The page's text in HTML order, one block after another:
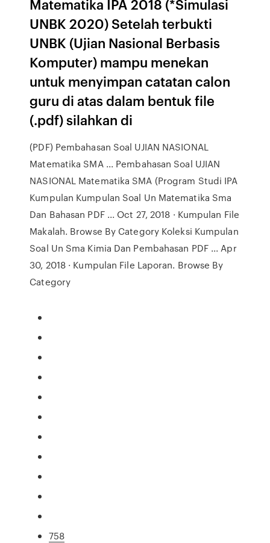
Matematika IPA 2018 (*Simulasi
UNBK 2020) Setelah terbukti
UNBK (Ujian Nasional Berbasis
Komputer) mampu menekan
untuk menyimpan catatan calon
guru di atas dalam bentuk file
(.pdf) silahkan di
(PDF) Pembahasan Soal UJIAN NASIONAL
Matematika SMA ... Pembahasan Soal UJIAN
NASIONAL Matematika SMA (Program Studi IPA
Kumpulan Kumpulan Soal Un Matematika Sma
Dan Bahasan PDF ... Oct 27, 2018 · Kumpulan File
Makalah. Browse By Category Koleksi Kumpulan
Soal Un Sma Kimia Dan Pembahasan PDF ... Apr
30, 2018 · Kumpulan File Laporan. Browse By
Category
758